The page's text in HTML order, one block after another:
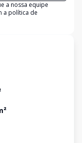
a nossa equipe
a política de